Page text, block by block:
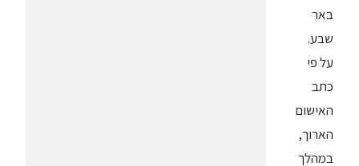
באר
שבע.
על פי
כתב
האישום
הארוך,
במהלך